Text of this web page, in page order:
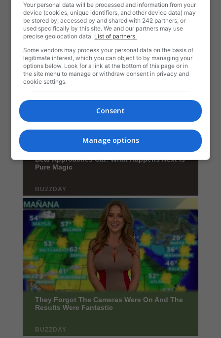
Your personal data will be processed and information from your
device (cookies, unique identifiers, and other device data) may
be stored by, accessed by and shared with 242 partners, or
used specifically by this site. We and our partners may use
precise geolocation data. List of partners.
Some vendors may process your personal data on the basis of
legitimate interest, which you can object to by managing your
options below. Look for a link at the bottom of this page or in
the site menu to manage or withdraw consent in privacy and
cookie settings.
Consent
Manage options